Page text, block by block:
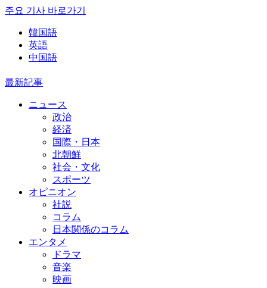
주요 기사 바로가기
韓国語
英語
中国語
最新記事
ニュース
政治
経済
国際・日本
北朝鮮
社会・文化
スポーツ
オピニオン
社説
コラム
日本関係のコラム
エンタメ
ドラマ
音楽
映画